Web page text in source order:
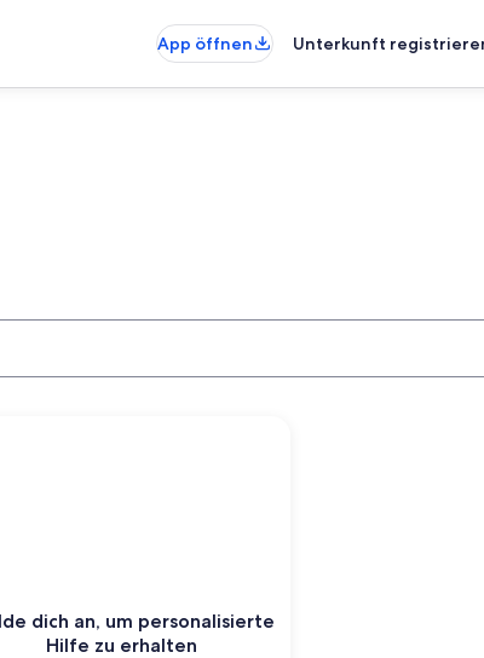
App öffnen
Unterkunft
dich an, um personalisierte
Hilfe zu erhalten